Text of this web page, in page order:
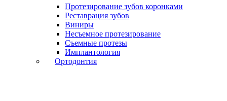
Протезирование зубов коронками
Реставрация зубов
Виниры
Несъемное протезирование
Съемные протезы
Имплантология
Ортодонтия